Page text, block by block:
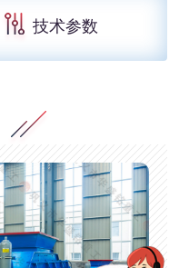
技术参数